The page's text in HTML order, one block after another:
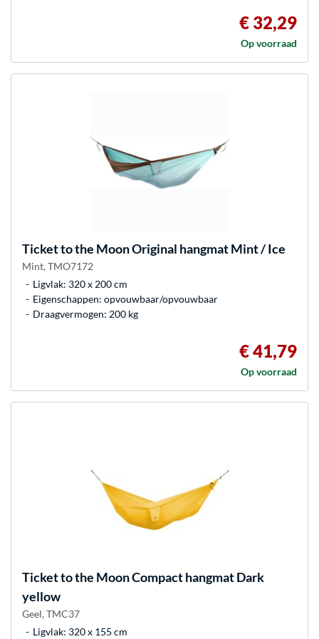
€ 32,29
Op voorraad
Ticket to the MoonOriginal hangmat Mint / Ice
Mint, TMO7172
Ligvlak: 320 x 200 cm
Eigenschappen: opvouwbaar/opvouwbaar
Draagvermogen: 200 kg
€ 41,79
Op voorraad
Ticket to the MoonCompact hangmat Dark
yellow
Geel, TMC37
Ligvlak: 320 x 155 cm